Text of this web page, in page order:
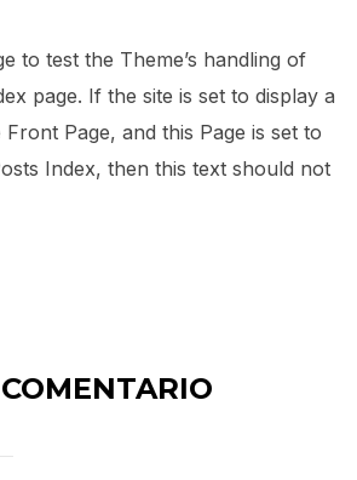
to test the Theme’s handling of
page. If the site is set to display a
Page, and this Page is set to
Index, then this text should not